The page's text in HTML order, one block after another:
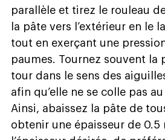
parallèle et tirez le rouleau
la pâte vers l’extérieur en le
tout en exerçant une
paumes. Tournez souvent la
tour dans le sens des
afin qu’elle ne se colle pas
Ainsi, abaissez la pâte de
obtenir une épaisseur de 0.5